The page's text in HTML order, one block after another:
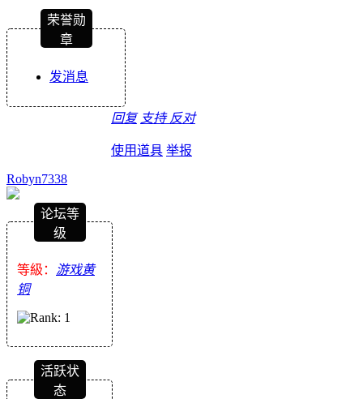
荣誉勋
章
发消息
回复 支持 反对
使用道具 举报
Robyn7338
论坛等
级
等級： 游戏黄
铜
活跃状
态